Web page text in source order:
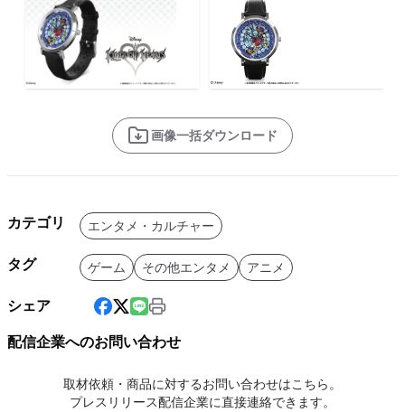
画像一括ダウンロード
カテゴリ エンタメ・カルチャー
タグ ゲーム その他エンタメ アニメ
シェア
配信企業へのお問い合わせ
取材依頼・商品に対するお問い合わせはこちら。
プレスリリース配信企業に直接連絡できます。